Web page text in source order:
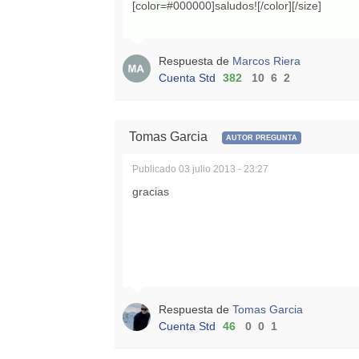
[color=#000000]saludos![/color][/size]
Respuesta de Marcos Riera
Cuenta Std
382 10 6 2
Tomas Garcia AUTOR PREGUNTA
Publicado 03 julio 2013 - 23:27
gracias
Respuesta de Tomas Garcia
Cuenta Std
46 0 0 1